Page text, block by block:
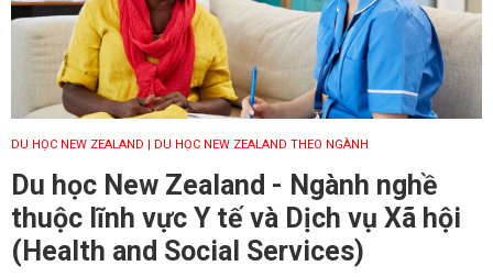
DU HỌC NEW ZEALAND | DU HỌC NEW ZEALAND THEO NGÀNH
Du học New Zealand - Ngành nghề
thuộc lĩnh vực Y tế và Dịch vụ Xã hội
(Health and Social Services)